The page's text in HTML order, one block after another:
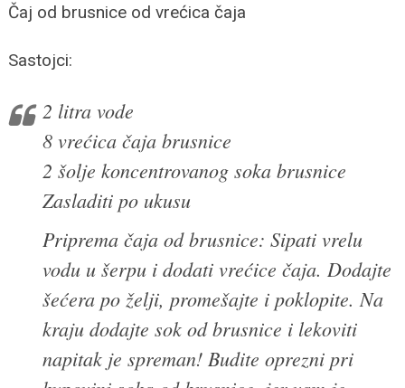
Čaj od brusnice od vrećica čaja
Sastojci:
2 litra vode
8 vrećica čaja brusnice
2 šolje koncentrovanog soka brusnice
Zasladiti po ukusu
Priprema čaja od brusnice: Sipati vrelu
vodu u šerpu i dodati vrećice čaja. Dodajte
šećera po želji, promešajte i poklopite. Na
kraju dodajte sok od brusnice i lekoviti
napitak je spreman! Budite oprezni pri